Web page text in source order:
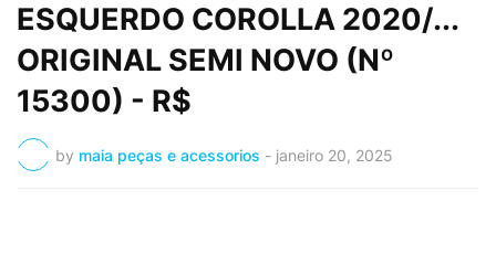
ESQUERDO COROLLA 2020/...
ORIGINAL SEMI NOVO (Nº
15300) - R$
by maia peças e acessorios - janeiro 20, 2025